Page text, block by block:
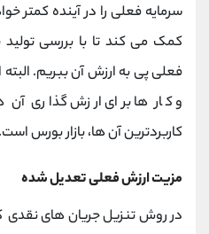
سرمایه فعلی را در آینده کمتر
کمک می کند تا با بررسی
فعلی پی به ارزش آن ببریم.
و کار ها برای ارزش گذاری
کاربردترین آن ها، بازار بورس است.
مزیت ارزش فعلی تعدیل شده